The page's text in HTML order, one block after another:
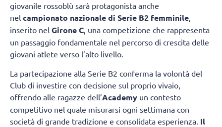
giovanile rossoblù sarà protagonista anche
nel campionato nazionale di Serie B2 femminile,
inserito nel Girone C, una competizione che rappresenta
un passaggio fondamentale nel percorso di crescita delle
giovani atlete verso l’alto livello.
La partecipazione alla Serie B2 conferma la volontà del
Club di investire con decisione sul proprio vivaio,
offrendo alle ragazze dell’Academy un contesto
competitivo nel quale misurarsi ogni settimana con
società di grande tradizione e consolidata esperienza. Il